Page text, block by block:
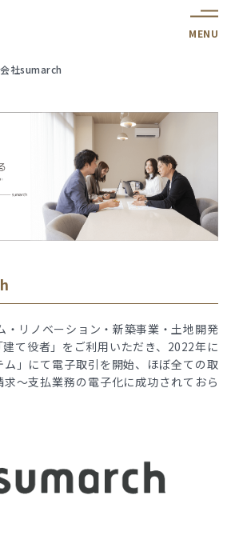
MENU
社sumarch
・リノベーション・新築事業・土地開発
て役者」をご利用いただき、2022年に
ム」にて電子取引を開始、ほぼ全ての取
〜支払業務の電子化に成功されておら